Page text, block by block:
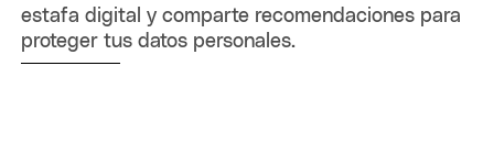
estafa digital y comparte recomendaciones para
proteger tus datos personales.